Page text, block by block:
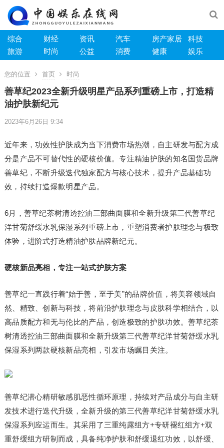
综合 财经 资讯 汽车 房产家居
科技
旅游
时尚 公益 消费 健康 娱乐
您的位置 首页 时尚
善草纪2023全新升级明星产品系列重磅上市，打造精
油护肤新纪元
2023年6月26日 9:34
近年来，功效性护肤成为当下消费市场热潮，自主研发与配方成
分是产品不可替代性的硬核价值。专注精油护肤的知名国货品牌
善草纪，不断升级迭代独家配方与核心技术，提升产品基础功
效，持续打造爆款明星产品。
6月，善草纪茶树清透控油三部曲面膜和全新升级第三代善草纪
洋甘菊舒缓水乳保湿系列重磅上市，重塑消费者护肤理念与极致
体验，进阶式打造精油护肤品牌新纪元。
硬核新品亮相，专注一站式护肤方案
善草纪一直践行着“始于善，至于美”的品牌价值，将美容领域自
然、精致、创新与科技，将前沿护肤理念与皮肤科学相结合，以
高品质配方和无与伦比的产品，创造极致的护肤功效。善草纪茶
树清透控油三部曲面膜和全新升级第三代善草纪洋甘菊舒缓水乳
保湿系列两款硬核新品亮相，引发市场瞩目关注。
善草纪潜心精研敏感肌恶性循环原理，持续对产品成分与自主研
发技术进行迭代升级，全新升级的第三代善草纪洋甘菊舒缓水乳
保湿系列应运而生。其采用了三重纯露组方+专研褪红组方+双
重舒缓组方研制而成，具备纯净护肤和舒缓退红功效，以舒缓、